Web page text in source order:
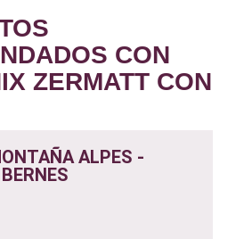
CON
ZERMATT CON
ALPES -